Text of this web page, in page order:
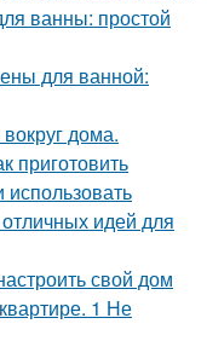
ванны: простой
для ванной:
дома.
приготовить
идей для
свой дом
1 Не